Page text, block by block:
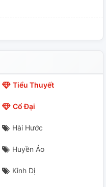
Tiểu Thuyết
Cổ Đại
Hài Hước
Huyền Ảo
Kinh Dị